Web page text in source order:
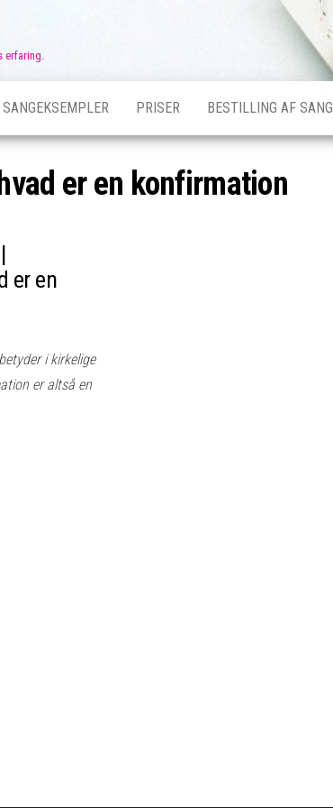
erfaring.
SANGEKSEMPLER PRISER BESTILLING AF SANG
hvad er en konfirmation
er en
i kirkelige
er altså en